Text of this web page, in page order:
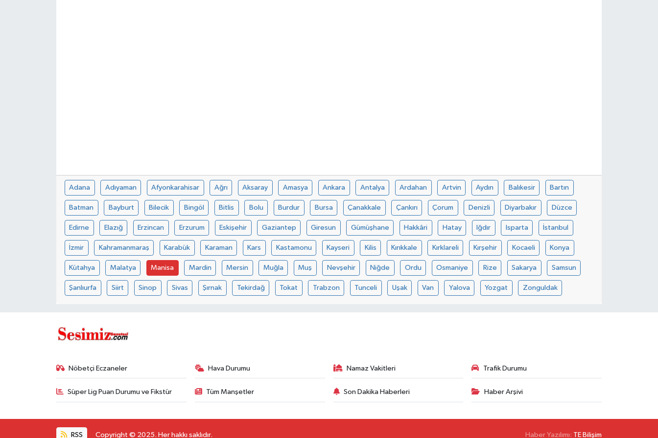
Adana Adıyaman Afyonkarahisar Ağrı Aksaray Amasya Ankara Antalya Ardahan Artvin Aydın Balıkesir Bartın
Batman Bayburt Bilecik Bingöl Bitlis Bolu Burdur Bursa Çanakkale Çankırı Çorum Denizli Diyarbakır Düzce
Edirne Elazığ Erzincan Erzurum Eskişehir Gaziantep Giresun Gümüşhane Hakkâri Hatay Iğdır Isparta İstanbul
İzmir Kahramanmaraş Karabük Karaman Kars Kastamonu Kayseri Kilis Kırıkkale Kırklareli Kırşehir Kocaeli Konya
Kütahya Malatya Manisa Mardin Mersin Muğla Muş Nevşehir Niğde Ordu Osmaniye Rize Sakarya Samsun
Şanlıurfa Siirt Sinop Sivas Şırnak Tekirdağ Tokat Trabzon Tunceli Uşak Van Yalova Yozgat Zonguldak
Nöbetçi Eczaneler Hava Durumu Namaz Vakitleri Trafik Durumu
Süper Lig Puan Durumu ve Fikstür Tüm Manşetler Son Dakika Haberleri Haber Arşivi
RSS Copyright © 2025. Her hakkı saklıdır. Haber Yazılımı: TE Bilişim